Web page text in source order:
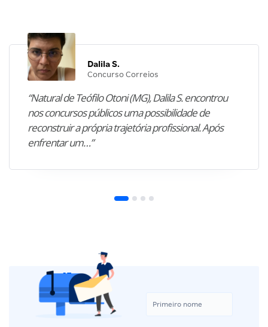
Dalila S.
Concurso Correios
“Natural de Teófilo Otoni (MG), Dalila S. encontrou
nos concursos públicos uma possibilidade de
reconstruir a própria trajetória profissional. Após
enfrentar um…”